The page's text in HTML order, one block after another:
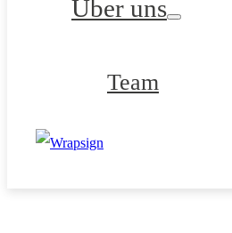
Über uns
Team